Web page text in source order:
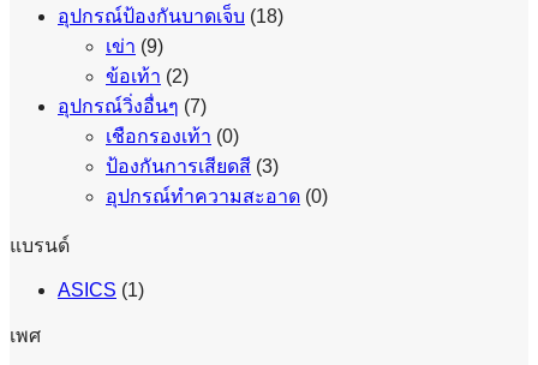
อุปกรณ์ป้องกันบาดเจ็บ (18)
เข่า (9)
ข้อเท้า (2)
อุปกรณ์วิ่งอื่นๆ (7)
เชือกรองเท้า (0)
ป้องกันการเสียดสี (3)
อุปกรณ์ทำความสะอาด (0)
แบรนด์
ASICS (1)
เพศ